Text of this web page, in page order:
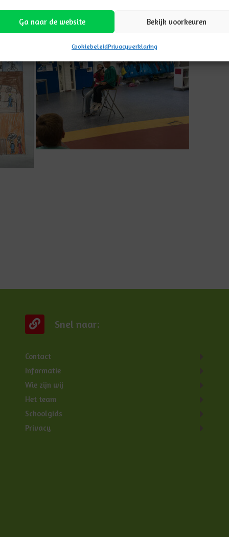
Ga naar de website Bekijk voorkeuren
CookiebeleidPrivacyverklaring
Snel naar:
Contact
Informatie
Wie zijn wij
Het team
Schoolgids
Privacy